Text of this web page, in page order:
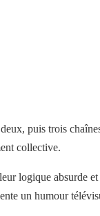
puis trois
collective.
logique absurde
un humour